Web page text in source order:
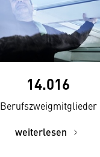
14.016
Berufszweigmitglieder
weiterlesen